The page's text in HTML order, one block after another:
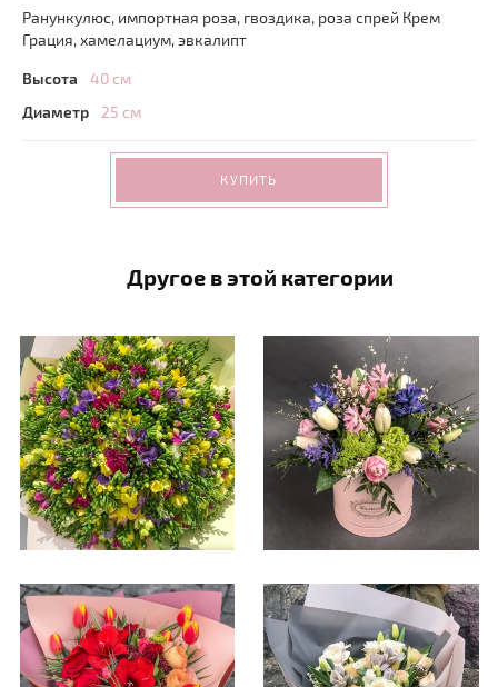
Ранункулюс, импортная роза, гвоздика, роза спрей Крем
Грация, хамелациум, эвкалипт
Высота
40 см
Диаметр
25 см
КУПИТЬ
Другое в этой категории